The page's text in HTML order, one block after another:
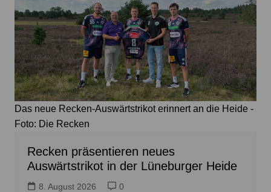
Das neue Recken-Auswärtstrikot erinnert an die Heide -
Foto: Die Recken
Recken präsentieren neues
Auswärtstrikot in der Lüneburger Heide
8. August 2026 0